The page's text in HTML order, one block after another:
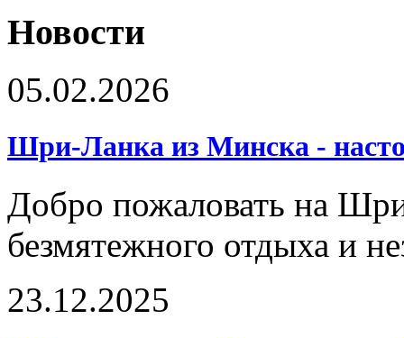
Новости
05.02.2026
Шри-Ланка из Минска -
Добро пожаловать на
безмятежного отдыха и
23.12.2025